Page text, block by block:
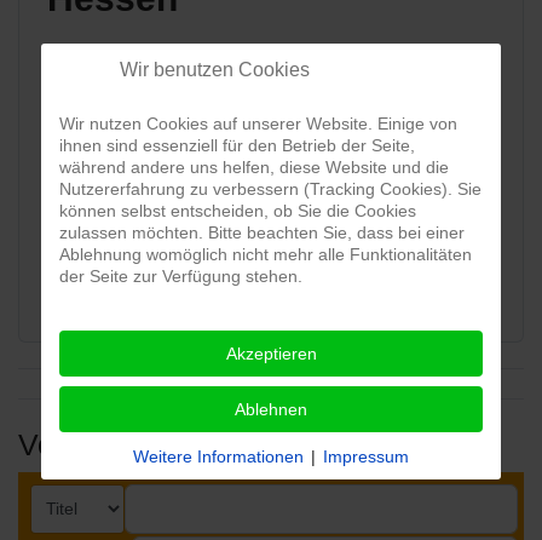
Land:
Karte:
View map
Veranstaltungen
Wir benutzen Cookies
Wir nutzen Cookies auf unserer Website. Einige von
ihnen sind essenziell für den Betrieb der Seite,
während andere uns helfen, diese Website und die
Nutzererfahrung zu verbessern (Tracking Cookies). Sie
können selbst entscheiden, ob Sie die Cookies
zulassen möchten. Bitte beachten Sie, dass bei einer
Ablehnung womöglich nicht mehr alle Funktionalitäten
der Seite zur Verfügung stehen.
Akzeptieren
Ablehnen
Weitere Informationen | Impressum